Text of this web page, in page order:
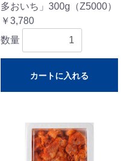
多おいち」300g（Z5000）
￥3,780
数量
カートに入れる